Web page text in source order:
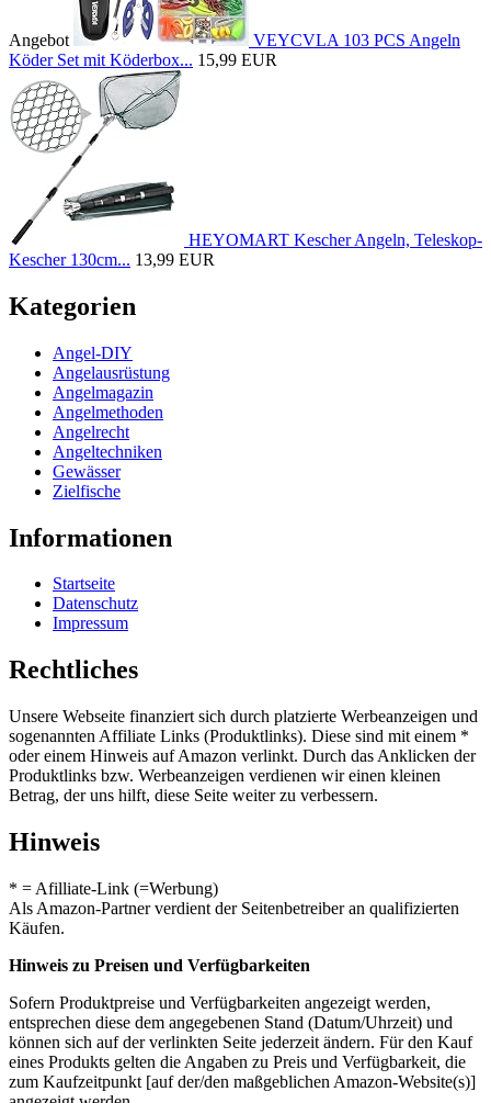
Angebot
VEYCVLA 103 PCS Angeln
Köder Set mit Köderbox... 15,99 EUR
HEYOMART Kescher Angeln, Teleskop-
Kescher 130cm... 13,99 EUR
Kategorien
Angel-DIY
Angelausrüstung
Angelmagazin
Angelmethoden
Angelrecht
Angeltechniken
Gewässer
Zielfische
Informationen
Startseite
Datenschutz
Impressum
Rechtliches
Unsere Webseite finanziert sich durch platzierte Werbeanzeigen und
sogenannten Affiliate Links (Produktlinks). Diese sind mit einem *
oder einem Hinweis auf Amazon verlinkt. Durch das Anklicken der
Produktlinks bzw. Werbeanzeigen verdienen wir einen kleinen
Betrag, der uns hilft, diese Seite weiter zu verbessern.
Hinweis
* = Afilliate-Link (=Werbung)
Als Amazon-Partner verdient der Seitenbetreiber an qualifizierten
Käufen.
Hinweis zu Preisen und Verfügbarkeiten
Sofern Produktpreise und Verfügbarkeiten angezeigt werden,
entsprechen diese dem angegebenen Stand (Datum/Uhrzeit) und
können sich auf der verlinkten Seite jederzeit ändern. Für den Kauf
eines Produkts gelten die Angaben zu Preis und Verfügbarkeit, die
zum Kaufzeitpunkt [auf der/den maßgeblichen Amazon-Website(s)]